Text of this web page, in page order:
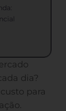
dia?
para